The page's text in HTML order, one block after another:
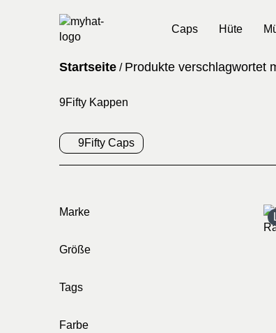
Caps Hüte
Startseite / Produkte verschlagwortet
9Fifty Kappen
9Fifty Caps
Marke
Größe
Tags
Farbe